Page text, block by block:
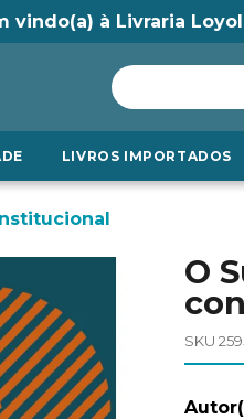
vindo(a) à Livraria
LIVROS IMPORTADOS
O
SKU